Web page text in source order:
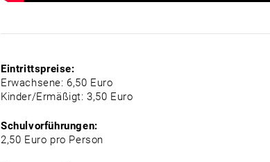
Eintrittspreise:
Erwachsene: 6,50 Euro
Kinder/Ermäßigt: 3,50 Euro
Schulvorführungen:
2,50 Euro pro Person